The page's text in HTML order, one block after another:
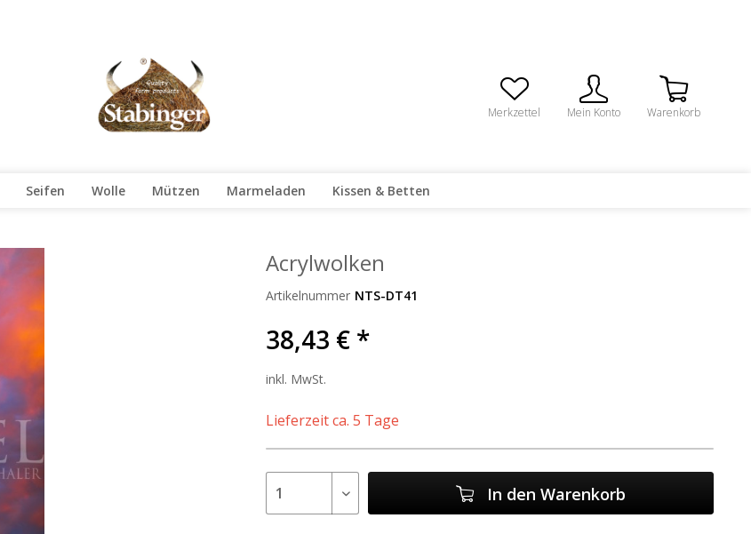
Merkzettel Mein Konto Warenkorb
Seifen Wolle Mützen Marmeladen Kissen & Betten
Acrylwolken
Artikelnummer NTS-DT41
38,43 € *
inkl. MwSt.
Lieferzeit ca. 5 Tage
In den Warenkorb